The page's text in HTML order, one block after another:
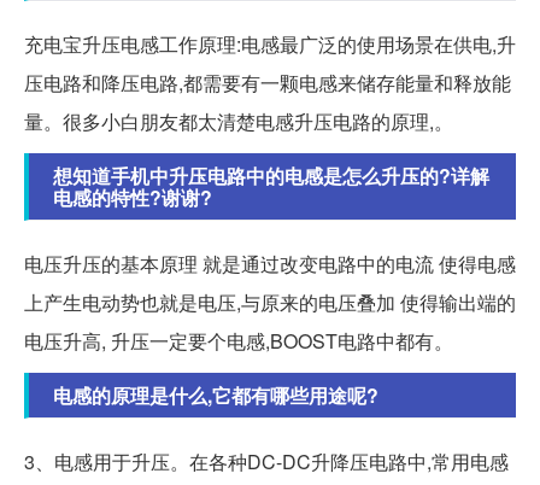
充电宝升压电感工作原理:电感最广泛的使用场景在供电,升
压电路和降压电路,都需要有一颗电感来储存能量和释放能
量。很多小白朋友都太清楚电感升压电路的原理,。
想知道手机中升压电路中的电感是怎么升压的?详解
电感的特性?谢谢?
电压升压的基本原理 就是通过改变电路中的电流 使得电感
上产生电动势也就是电压,与原来的电压叠加 使得输出端的
电压升高, 升压一定要个电感,BOOST电路中都有。
电感的原理是什么,它都有哪些用途呢?
3、电感用于升压。在各种DC-DC升降压电路中,常用电感